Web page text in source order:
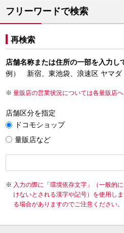
フリーワードで検索
再検索
店舗名称または住所の一部を入力し
例） 新宿、東池袋、浪速区 ヤマダ
量販店の営業状況については各量販店へ
店舗区分を指定
ドコモショップ
量販店など
入力の際に「環境依存文字」（一般的
けないとされる漢字や記号）を使用し
る場合がありますのでご注意ください。